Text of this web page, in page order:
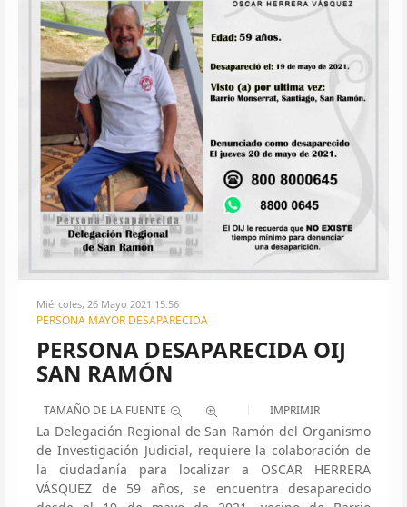
Miércoles, 26 Mayo 2021 15:56
PERSONA MAYOR DESAPARECIDA
PERSONA DESAPARECIDA OIJ
SAN RAMÓN
TAMAÑO DE LA FUENTE IMPRIMIR
La Delegación Regional de San Ramón del Organismo
de Investigación Judicial, requiere la colaboración de
la ciudadanía para localizar a OSCAR HERRERA
VÁSQUEZ de 59 años, se encuentra desaparecido